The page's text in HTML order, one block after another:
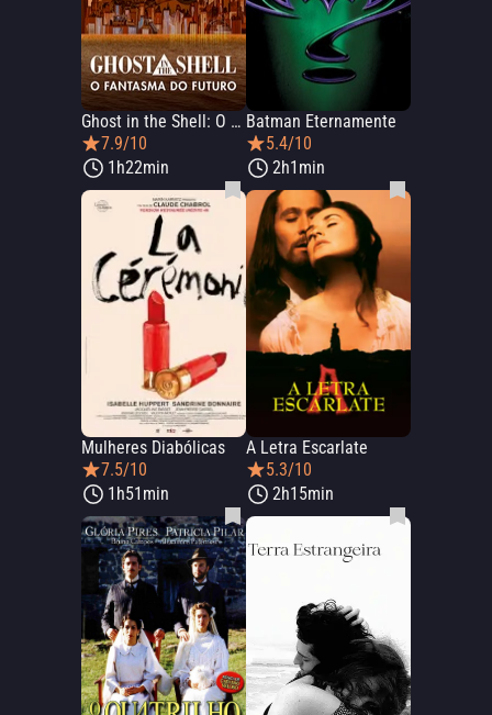
Ghost in the Shell: O Fantasma do Futuro
7.9/10
1h22min
Batman Eternamente
5.4/10
2h1min
Mulheres Diabólicas
7.5/10
1h51min
A Letra Escarlate
5.3/10
2h15min